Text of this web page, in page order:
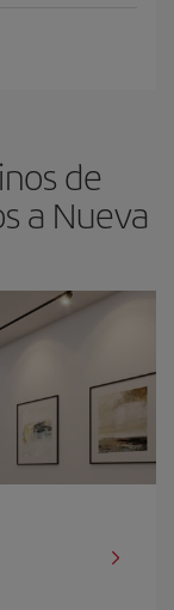
de
a Nueva